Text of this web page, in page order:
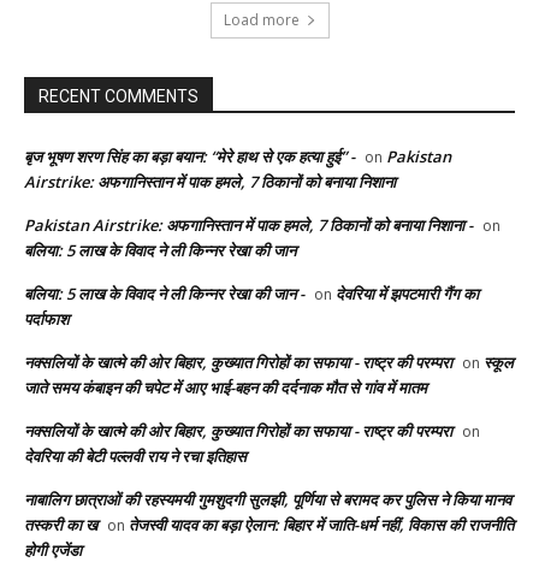
Load more
RECENT COMMENTS
बृज भूषण शरण सिंह का बड़ा बयान: “मेरे हाथ से एक हत्या हुई” - on Pakistan
Airstrike: अफगानिस्तान में पाक हमले, 7 ठिकानों को बनाया निशाना
Pakistan Airstrike: अफगानिस्तान में पाक हमले, 7 ठिकानों को बनाया निशाना - on
बलिया: 5 लाख के विवाद ने ली किन्नर रेखा की जान
बलिया: 5 लाख के विवाद ने ली किन्नर रेखा की जान - on देवरिया में झपटमारी गैंग का
पर्दाफाश
नक्सलियों के खात्मे की ओर बिहार, कुख्यात गिरोहों का सफाया - राष्ट्र की परम्परा on स्कूल
जाते समय कंबाइन की चपेट में आए भाई-बहन की दर्दनाक मौत से गांव में मातम
नक्सलियों के खात्मे की ओर बिहार, कुख्यात गिरोहों का सफाया - राष्ट्र की परम्परा on
देवरिया की बेटी पल्लवी राय ने रचा इतिहास
नाबालिग छात्राओं की रहस्यमयी गुमशुदगी सुलझी, पूर्णिया से बरामद कर पुलिस ने किया मानव
तस्करी का ख on तेजस्वी यादव का बड़ा ऐलान: बिहार में जाति-धर्म नहीं, विकास की राजनीति
होगी एजेंडा